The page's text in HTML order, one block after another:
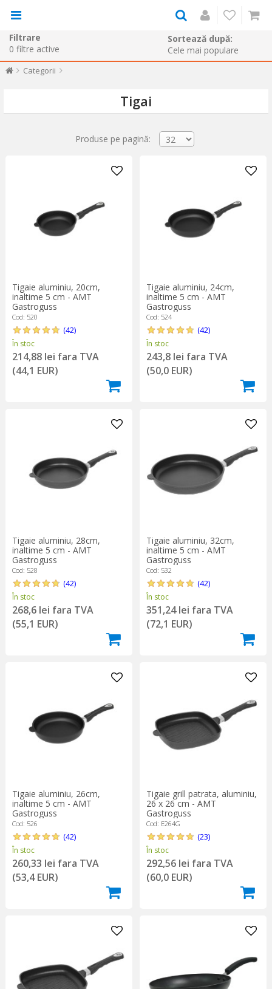
Filtrare
0 filtre active
Sortează după:
Categorii
Tigai
Produse pe pagină:
Tigaie aluminiu, 20cm,
inaltime 5 cm - AMT
Gastroguss
Cod: 520
(42)
În stoc
214,88 lei fara TVA
(44,1 EUR)
Tigaie aluminiu, 24cm,
inaltime 5 cm - AMT
Gastroguss
Cod: 524
(42)
În stoc
243,8 lei fara TVA
(50,0 EUR)
Tigaie aluminiu, 28cm,
inaltime 5 cm - AMT
Gastroguss
Cod: 528
(42)
În stoc
268,6 lei fara TVA
(55,1 EUR)
Tigaie aluminiu, 32cm,
inaltime 5 cm - AMT
Gastroguss
Cod: 532
(42)
În stoc
351,24 lei fara TVA
(72,1 EUR)
Tigaie aluminiu, 26cm,
inaltime 5 cm - AMT
Gastroguss
Cod: 526
(42)
În stoc
260,33 lei fara TVA
(53,4 EUR)
Tigaie grill patrata, aluminiu,
26 x 26 cm - AMT
Gastroguss
Cod: E264G
(23)
În stoc
292,56 lei fara TVA
(60,0 EUR)